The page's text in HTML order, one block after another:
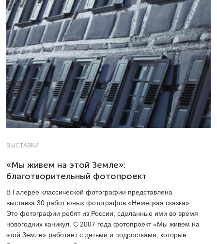
ВЫСТАВКИ
«Мы живем на этой Земле»:
благотворительный фотопроект
В Галерее классической фотографии представлена
выставка 30 работ юных фотографов «Немецкая сказка».
Это фотографии ребят из России, сделанные ими во время
новогодних каникул. С 2007 года фотопроект «Мы живем на
этой Земле» работает с детьми и подростками, которые